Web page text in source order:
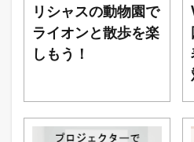
リシャスの動物園で
ライオンと散歩を楽
しもう！